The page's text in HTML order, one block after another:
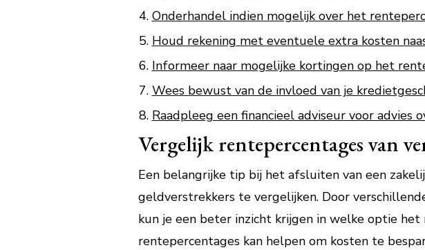
Onderhandel indien mogelijk over het
Houd rekening met eventuele extra kosten
Informeer naar mogelijke kortingen op het
Wees bewust van de invloed van je
Raadpleeg een financieel adviseur voor advies
Vergelijk rentepercentages van
Een belangrijke tip bij het afsluiten van een
geldverstrekkers te vergelijken. Door
kun je een beter inzicht krijgen in welke optie
rentepercentages kan helpen om kosten te